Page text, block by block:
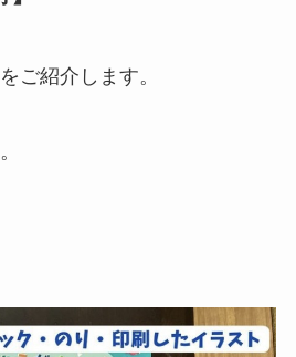
ご紹介します。